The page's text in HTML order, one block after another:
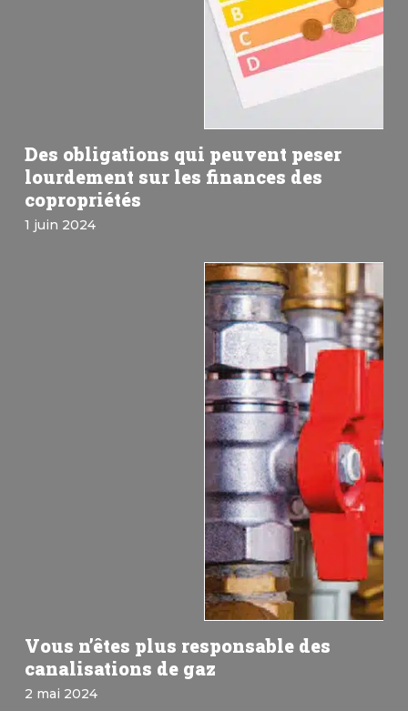
Des obligations qui peuvent peser
lourdement sur les finances des
copropriétés
1 juin 2024
Vous n’êtes plus responsable des
canalisations de gaz
2 mai 2024